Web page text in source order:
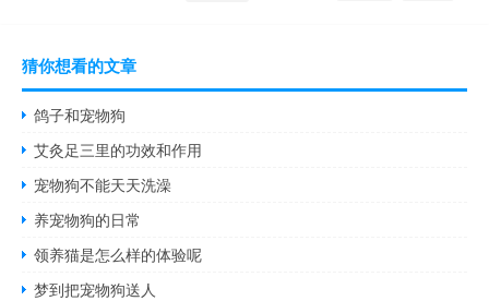
猜你想看的文章
鸽子和宠物狗
艾灸足三里的功效和作用
宠物狗不能天天洗澡
养宠物狗的日常
领养猫是怎么样的体验呢
梦到把宠物狗送人